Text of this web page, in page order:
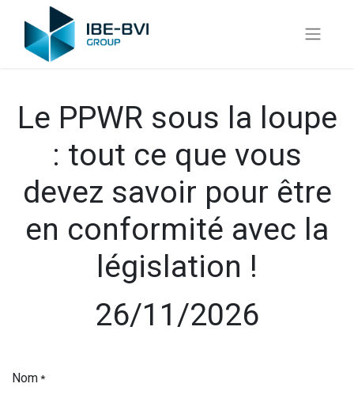
Le PPWR sous la loupe
: tout ce que vous
devez savoir pour être
en conformité avec la
législation !
26/11/2026
Nom*